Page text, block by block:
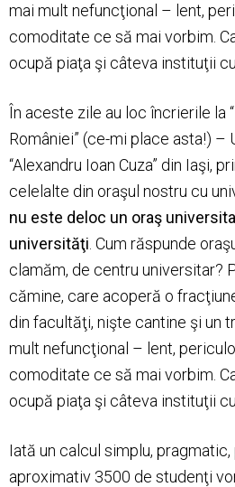
mai mult nefuncţional – lent,
comoditate ce să mai vorbim.
ocupă piaţa şi câteva instituţii
În aceste zile au loc încrierile la
României” (ce-mi place asta!) –
“Alexandru Ioan Cuza” din Iaşi,
celelalte din oraşul nostru cu
nu este deloc un oraş
universităţi . Cum răspunde
clamăm, de centru universitar?
cămine, care acoperă o
din facultăţi, nişte cantine şi un
mult nefuncţional – lent,
comoditate ce să mai vorbim.
ocupă piaţa şi câteva instituţii
Iată un calcul simplu,
aproximativ 3500 de studenţi